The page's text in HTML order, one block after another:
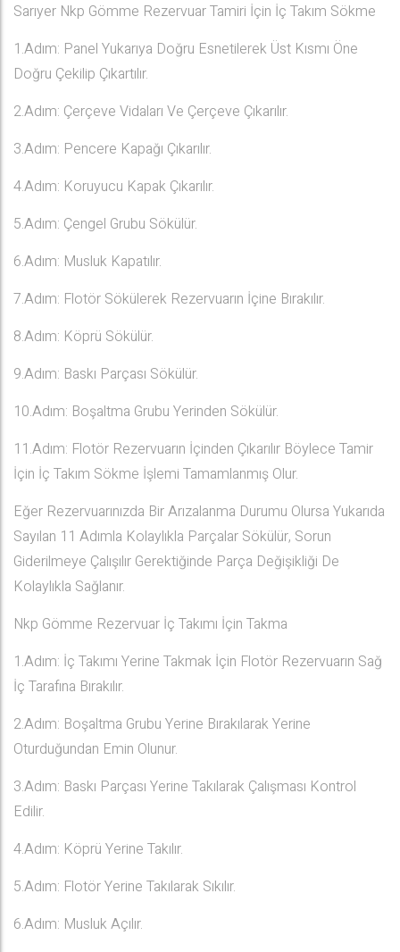
Sarıyer Nkp Gömme Rezervuar Tamiri İçin İç Takım Sökme
1.Adım: Panel Yukarıya Doğru Esnetilerek Üst Kısmı Öne
Doğru Çekilip Çıkartılır.
2.Adım: Çerçeve Vidaları Ve Çerçeve Çıkarılır.
3.Adım: Pencere Kapağı Çıkarılır.
4.Adım: Koruyucu Kapak Çıkarılır.
5.Adım: Çengel Grubu Sökülür.
6.Adım: Musluk Kapatılır.
7.Adım: Flotör Sökülerek Rezervuarın İçine Bırakılır.
8.Adım: Köprü Sökülür.
9.Adım: Baskı Parçası Sökülür.
10.Adım: Boşaltma Grubu Yerinden Sökülür.
11.Adım: Flotör Rezervuarın İçinden Çıkarılır Böylece Tamir
İçin İç Takım Sökme İşlemi Tamamlanmış Olur.
Eğer Rezervuarınızda Bir Arızalanma Durumu Olursa Yukarıda
Sayılan 11 Adımla Kolaylıkla Parçalar Sökülür, Sorun
Giderilmeye Çalışılır Gerektiğinde Parça Değişikliği De
Kolaylıkla Sağlanır.
Nkp Gömme Rezervuar İç Takımı İçin Takma
1.Adım: İç Takımı Yerine Takmak İçin Flotör Rezervuarın Sağ
İç Tarafına Bırakılır.
2.Adım: Boşaltma Grubu Yerine Bırakılarak Yerine
Oturduğundan Emin Olunur.
3.Adım: Baskı Parçası Yerine Takılarak Çalışması Kontrol
Edilir.
4.Adım: Köprü Yerine Takılır.
5.Adım: Flotör Yerine Takılarak Sıkılır.
6.Adım: Musluk Açılır.